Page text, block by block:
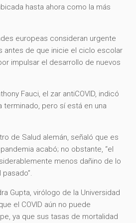
hasta ahora como la más
europeas consideran urgente
antes de que inicie el ciclo escolar
impulsar el desarrollo de nuevos
Fauci, el zar antiCOVID, indicó
terminado, pero sí está en una
de Salud alemán, señaló que es
acabó; no obstante, “el
menos dañino de lo
Gupta, virólogo de la Universidad
el COVID aún no puede
ya que sus tasas de mortalidad